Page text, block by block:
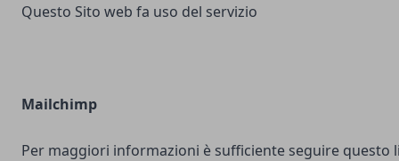
Questo Sito web fa uso del servizio
Mailchimp
Per maggiori informazioni è sufficiente seguire questo